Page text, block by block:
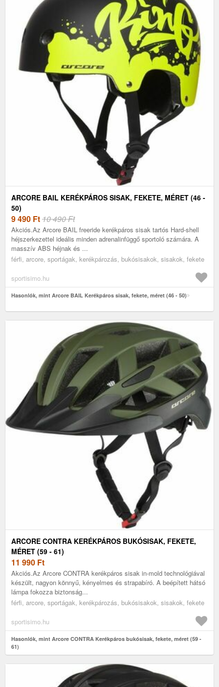
ARCORE BAIL KERÉKPÁROS SISAK, FEKETE, MÉRET (46 -
50)
9 490 Ft10 490 Ft
Akciós.Az Arcore BAIL freeride kerékpáros sisak tartós Hard-shell
héjszerkezettel ideális minden adrenalinfüggő sportoló számára. A
masszív ABS héjnak és ...
férfi, arcore, sportágak, kerékpározás, bukósisakok, sisakok, fekete
sportisimo.hu
Hasonlók, mint Arcore BAIL Kerékpáros sisak, fekete, méret (46 - 50)
ARCORE CONTRA KERÉKPÁROS BUKÓSISAK, FEKETE,
MÉRET (59 - 61)
11 990 Ft
Akciós.Az Arcore CONTRA kerékpáros sisak in-mold technológiával
készült, nagyon könnyű, kényelmes és strapabíró. A beépített hátsó
lámpa fokozza biztonság...
férfi, arcore, sportágak, kerékpározás, bukósisakok, sisakok, fekete
sportisimo.hu
Hasonlók, mint Arcore CONTRA Kerékpáros bukósisak, fekete, méret (59 -
61)